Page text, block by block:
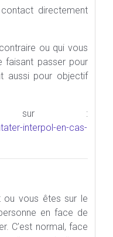
directement
ou qui vous
faisant passer pour
aussi pour objectif
sur :
interpol-en-cas-
ou vous êtes sur le
en face de
C’est normal, face